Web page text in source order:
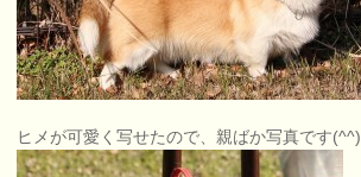
ヒメが可愛く写せたので、親ばか写真です(^^)